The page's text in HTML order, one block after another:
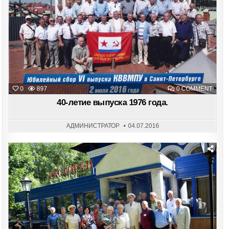
0 897 0 COMMENTON
40-
40-летие выпуска 1976 года.
АДМИНИСТРАТОР 04.07.2016
Posted
in